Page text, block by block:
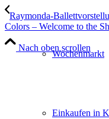
Wochenmarkt
Einkaufen in
Raymonda-
Colors – Welcome to the
Nach oben scrollen